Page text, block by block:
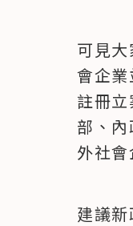
可見
會企
註冊
部、
外社
建議